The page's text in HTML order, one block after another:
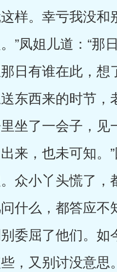
样。幸亏我没和
”凤姐儿道：“那
日有谁在此，想
东西来的时节，
坐了一会子，
来，也未可知。
众小丫头慌了，
什么，都答应不
委屈了他们。如
，又别讨没意思